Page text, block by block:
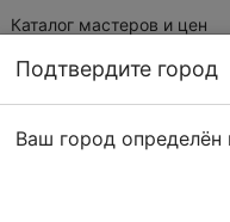
Каталог мастеров и цен
ЗАО
Подтвердите город
Ваш город определён